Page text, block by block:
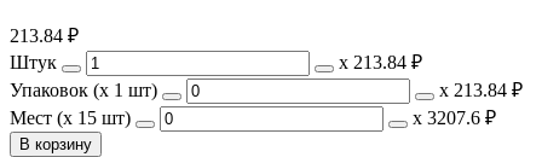
213.84 ₽
Штук
х 213.84 ₽
Упаковок (x 1 шт)
х 213.84 ₽
Мест (x 15 шт)
х 3207.6 ₽
В корзину